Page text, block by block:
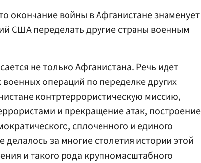
окончание войны в Афганистане знаменует
США переделать другие страны военным
не только Афганистана. Речь идет
операций по переделке других
контртеррористическую миссию,
и прекращение атак, построение
сплоченного и единого
делалось за многие столетия истории этой
и такого рода крупномасштабного